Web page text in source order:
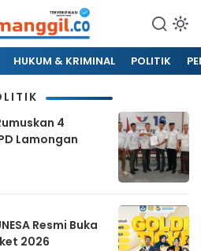
HUKUM & KRIMINAL POLITIK
4
Lamongan
Resmi Buka
2026